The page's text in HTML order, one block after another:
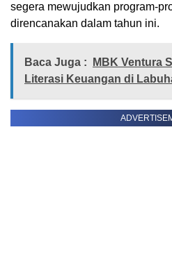
segera mewujudkan program-
direncanakan dalam tahun ini.
Baca Juga :
MBK Ventura
Literasi Keuangan di